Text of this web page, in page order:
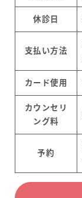
休診日
支払い方法
カード使用
カウンセリ
ング料
予約